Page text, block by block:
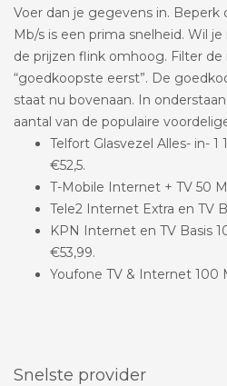
Voer dan je gegevens in. Beperk
Mb/s is een prima snelheid. Wil
de prijzen flink omhoog. Filter de
“goedkoopste eerst”. De
staat nu bovenaan. In
aantal van de populaire
Telfort Glasvezel Alles- in-
€52,5.
T-Mobile Internet + TV 50
Tele2 Internet Extra en TV
KPN Internet en TV Basis
€53,99.
Youfone TV & Internet 100
Snelste provider